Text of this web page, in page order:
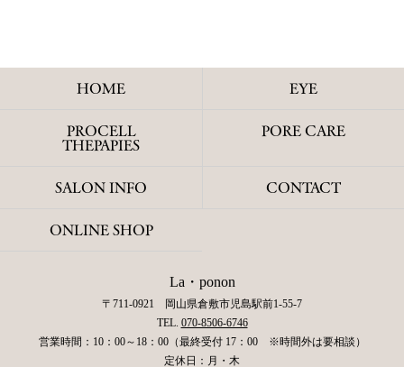
HOME EYE
PROCELL
THEPAPIES
PORE CARE
SALON INFO CONTACT
ONLINE SHOP
La・ponon
〒711-0921 岡山県倉敷市児島駅前1-55-7
TEL. 070-8506-6746
営業時間：10：00～18：00（最終受付 17：00 ※時間外は要相談）
定休日：月・木